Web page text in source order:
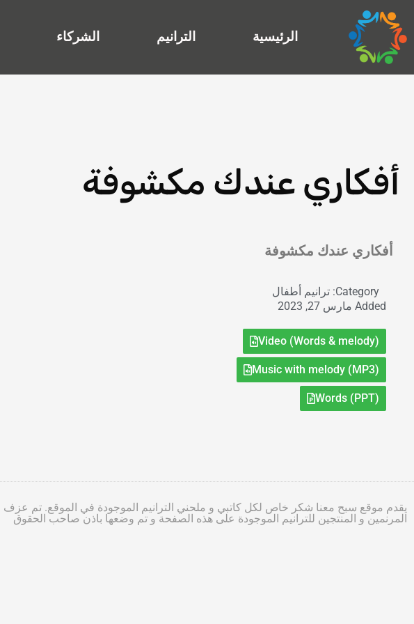
إلى
المحتوى
الرئيسية الترانيم الشركاء
أفكاري عندك مكشوفة
أفكاري عندك مكشوفة
Category: ترانيم أطفال
Added مارس 27, 2023
Video (Words & melody)
Music with melody (MP3)
Words (PPT)
يقدم موقع سبح معنا شكر خاص لكل كاتبي و ملحني الترانيم الموجودة في الموقع. تم عزف
المرنمين و المنتجين للترانيم الموجودة على هذه الصفحة و تم وضعها باذن صاحب الحقوق